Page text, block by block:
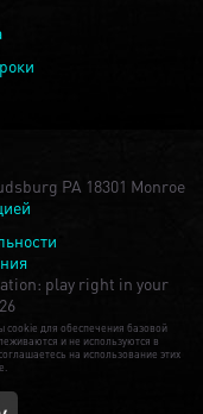
PA 18301 Monroe
play right in your
cookie для обеспечения базовой
и не используются в
на использование этих